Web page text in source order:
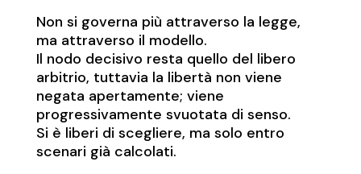
Non si governa più attraverso la legge,
ma attraverso il modello.
Il nodo decisivo resta quello del libero
arbitrio, tuttavia la libertà non viene
negata apertamente; viene
progressivamente svuotata di senso.
Si è liberi di scegliere, ma solo entro
scenari già calcolati.